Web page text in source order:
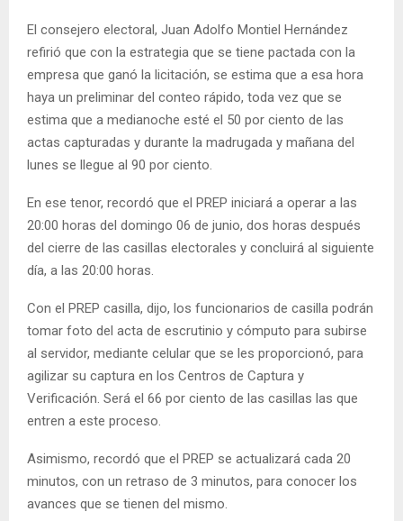
El consejero electoral, Juan Adolfo Montiel Hernández
refirió que con la estrategia que se tiene pactada con la
empresa que ganó la licitación, se estima que a esa hora
haya un preliminar del conteo rápido, toda vez que se
estima que a medianoche esté el 50 por ciento de las
actas capturadas y durante la madrugada y mañana del
lunes se llegue al 90 por ciento.
En ese tenor, recordó que el PREP iniciará a operar a las
20:00 horas del domingo 06 de junio, dos horas después
del cierre de las casillas electorales y concluirá al siguiente
día, a las 20:00 horas.
Con el PREP casilla, dijo, los funcionarios de casilla podrán
tomar foto del acta de escrutinio y cómputo para subirse
al servidor, mediante celular que se les proporcionó, para
agilizar su captura en los Centros de Captura y
Verificación. Será el 66 por ciento de las casillas las que
entren a este proceso.
Asimismo, recordó que el PREP se actualizará cada 20
minutos, con un retraso de 3 minutos, para conocer los
avances que se tienen del mismo.